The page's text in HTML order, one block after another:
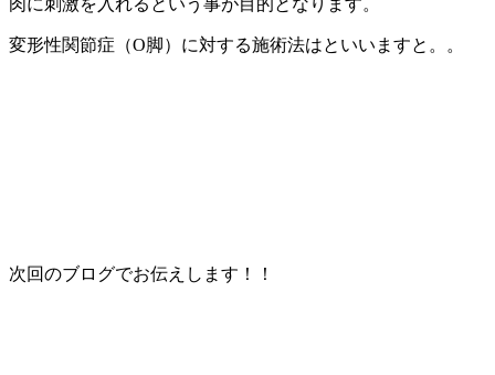
肉に刺激を入れるという事が目的となります。
変形性関節症（O脚）に対する施術法はといいますと。。
次回のブログでお伝えします！！